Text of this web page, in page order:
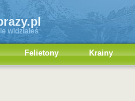
widziałeś
Felietony Krainy